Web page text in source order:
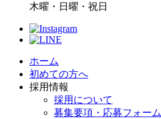
木曜・日曜・祝日
ホーム
初めての方へ
採用情報
採用について
募集要項・応募フォーム